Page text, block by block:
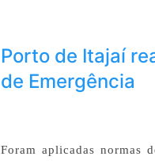
Porto de Itajaí
de Emergência
Foram aplicadas normas